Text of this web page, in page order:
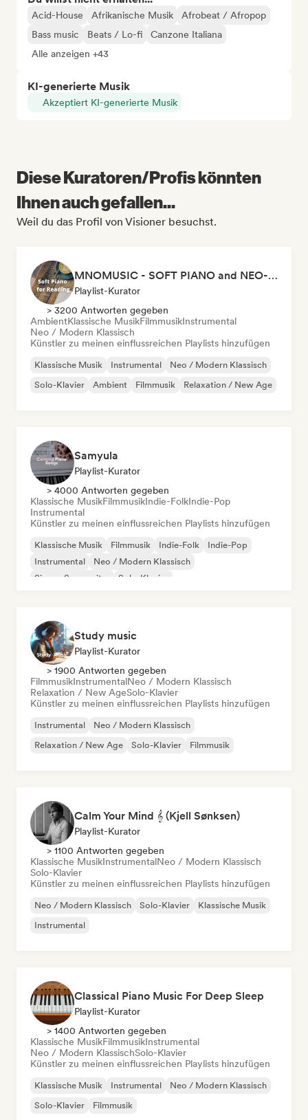
Acid-House Afrikanische Musik
Afrobeat / Afropop
Bass music
Beats / Lo-fi
Canzone Italiana
Alle anzeigen +43
KI-generierte Musik
Akzeptiert KI-generierte Musik
Diese Kuratoren/Profis könnten
Ihnen auch gefallen...
Weil du das Profil von Visioner besuchst.
MNOMUSIC - SOFT PIANO and NEO-CLASSICAL
Playlist-Kurator
> 3200 Antworten gegeben
AmbientKlassische MusikFilmmusikInstrumental
Neo / Modern Klassisch
Künstler zu meinen einflussreichen Playlists hinzufügen
Klassische Musik Instrumental
Neo / Modern Klassisch
Solo-Klavier
Ambient Filmmusik Relaxation / New Age
Samyula
Playlist-Kurator
> 4000 Antworten gegeben
Klassische MusikFilmmusikIndie-FolkIndie-Pop
Instrumental
Künstler zu meinen einflussreichen Playlists hinzufügen
Klassische Musik Filmmusik Indie-Folk
Indie-Pop
Instrumental
Neo / Modern Klassisch
Singer-Songwriter
Solo-Klavier
Study music
Playlist-Kurator
> 1900 Antworten gegeben
FilmmusikInstrumentalNeo / Modern Klassisch
Relaxation / New AgeSolo-Klavier
Künstler zu meinen einflussreichen Playlists hinzufügen
Instrumental
Neo / Modern Klassisch
Relaxation / New Age
Solo-Klavier Filmmusik
Calm Your Mind 𝄞 (Kjell Sønksen)
Playlist-Kurator
> 1100 Antworten gegeben
Klassische MusikInstrumentalNeo / Modern Klassisch
Solo-Klavier
Künstler zu meinen einflussreichen Playlists hinzufügen
Neo / Modern Klassisch Solo-Klavier
Klassische Musik
Instrumental
Classical Piano Music For Deep Sleep
Playlist-Kurator
> 1400 Antworten gegeben
Klassische MusikFilmmusikInstrumental
Neo / Modern KlassischSolo-Klavier
Künstler zu meinen einflussreichen Playlists hinzufügen
Klassische Musik Instrumental
Neo / Modern Klassisch
Solo-Klavier
Filmmusik